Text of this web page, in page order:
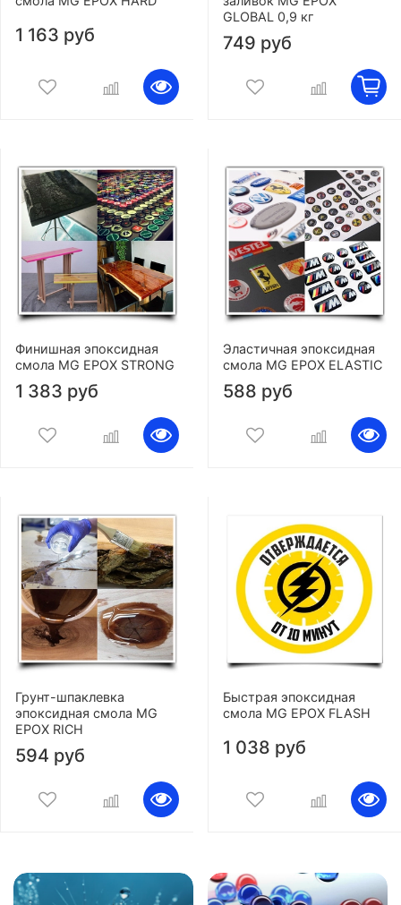
1 163 руб
GLOBAL 0,9 кг
749 руб
Финишная эпоксидная
смола MG EPOX STRONG
1 383 руб
Эластичная эпоксидная
смола MG EPOX ELASTIC
588 руб
Грунт-шпаклевка
эпоксидная смола MG
EPOX RICH
594 руб
Быстрая эпоксидная
смола MG EPOX FLASH
1 038 руб